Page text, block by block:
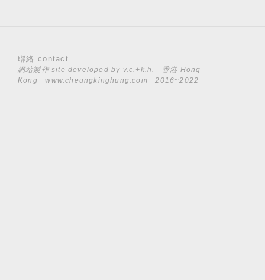
聯絡 contact
網站製作 site developed by v.c.+k.h.
香港 Hong
Kongwww.cheungkinghung.com 2016~2022